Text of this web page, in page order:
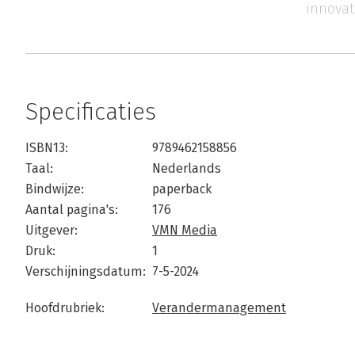
Specificaties
ISBN13:
9789462158856
Taal:
Nederlands
Bindwijze:
paperback
Aantal pagina's:
176
Uitgever:
VMN Media
Druk:
1
Verschijningsdatum: 7-5-2024
Hoofdrubriek: Verandermanagement